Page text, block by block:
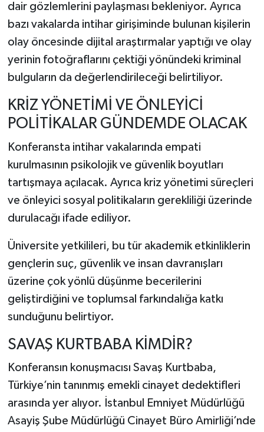
dair gözlemlerini paylaşması bekleniyor. Ayrıca
bazı vakalarda intihar girişiminde bulunan kişilerin
olay öncesinde dijital araştırmalar yaptığı ve olay
yerinin fotoğraflarını çektiği yönündeki kriminal
bulguların da değerlendirileceği belirtiliyor.
KRİZ YÖNETİMİ VE ÖNLEYİCİ
POLİTİKALAR GÜNDEMDE OLACAK
Konferansta intihar vakalarında empati
kurulmasının psikolojik ve güvenlik boyutları
tartışmaya açılacak. Ayrıca kriz yönetimi süreçleri
ve önleyici sosyal politikaların gerekliliği üzerinde
durulacağı ifade ediliyor.
Üniversite yetkilileri, bu tür akademik etkinliklerin
gençlerin suç, güvenlik ve insan davranışları
üzerine çok yönlü düşünme becerilerini
geliştirdiğini ve toplumsal farkındalığa katkı
sunduğunu belirtiyor.
SAVAŞ KURTBABA KİMDİR?
Konferansın konuşmacısı Savaş Kurtbaba,
Türkiye’nin tanınmış emekli cinayet dedektifleri
arasında yer alıyor. İstanbul Emniyet Müdürlüğü
Asayiş Şube Müdürlüğü Cinayet Büro Amirliği’nde